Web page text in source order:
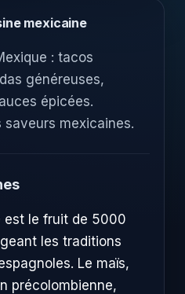
mexicaine
: tacos
généreuses,
épicées.
mexicaines.
est le fruit de 5000
les traditions
Le maïs,
précolombienne,